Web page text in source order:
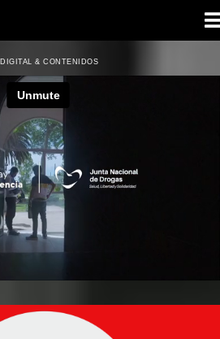
DIGITAL & CONTENIDOS